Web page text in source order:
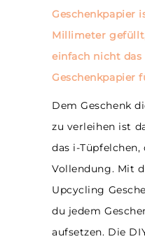
Geschenkpapier
Millimeter
einfach nicht das
Geschenkpapier
Dem Geschenk
zu verleihen ist
das i-Tüpfelchen,
Vollendung. Mit
Upcycling
du jedem
aufsetzen. Die